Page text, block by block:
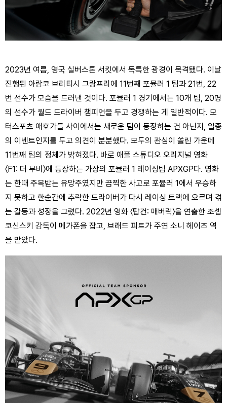
2023년 여름, 영국 실버스톤 서킷에서 독특한 광경이 목격됐다. 이날
진행된 아람코 브리티시 그랑프리에 11번째 포뮬러 1 팀과 21번, 22
번 선수가 모습을 드러낸 것이다. 포뮬러 1 경기에서는 10개 팀, 20명
의 선수가 월드 드라이버 챔피언을 두고 경쟁하는 게 일반적이다. 모
터스포츠 애호가들 사이에서는 새로운 팀이 등장하는 건 아닌지, 일종
의 이벤트인지를 두고 의견이 분분했다. 모두의 관심이 쏠린 가운데
11번째 팀의 정체가 밝혀졌다. 바로 애플 스튜디오 오리지널 영화
〈F1: 더 무비〉에 등장하는 가상의 포뮬러 1 레이싱팀 APXGP다. 영화
는 한때 주목받는 유망주였지만 끔찍한 사고로 포뮬러 1에서 우승하
지 못하고 한순간에 추락한 드라이버가 다시 레이싱 트랙에 오르며 겪
는 갈등과 성장을 그렸다. 2022년 영화 〈탑건: 매버릭〉을 연출한 조셉
코신스키 감독이 메가폰을 잡고, 브래드 피트가 주연 소니 헤이즈 역
을 맡았다.